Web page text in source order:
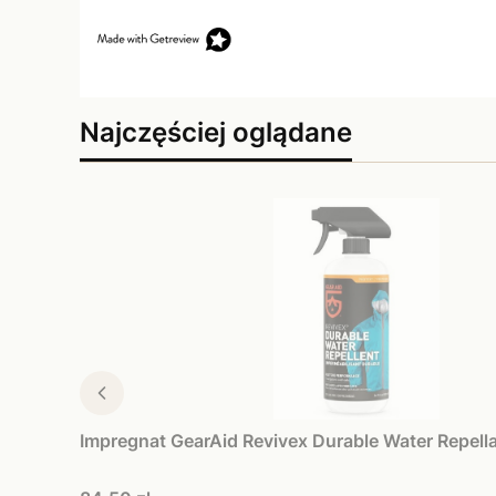
Najczęściej oglądane
Impregnat GearAid Revivex Durable Water